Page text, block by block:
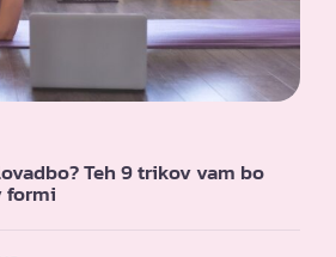
Teh 9 trikov vam bo
formi